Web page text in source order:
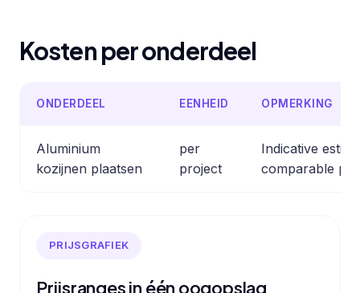
Kosten per onderdeel
ONDERDEEL EENHEID OPMERKING
Aluminium
kozijnen plaatsen
per
project
Indicative
comparable
PRIJSGRAFIEK
Prijsranges in één oogopslag